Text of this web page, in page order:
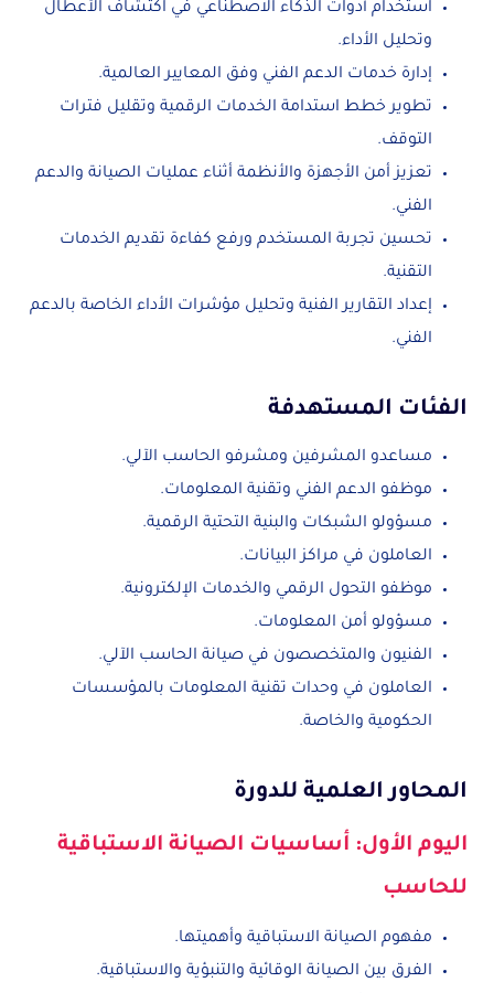
استخدام أدوات الذكاء الاصطناعي في اكتشاف الأعطال
وتحليل الأداء.
إدارة خدمات الدعم الفني وفق المعايير العالمية.
تطوير خطط استدامة الخدمات الرقمية وتقليل فترات
التوقف.
تعزيز أمن الأجهزة والأنظمة أثناء عمليات الصيانة والدعم
الفني.
تحسين تجربة المستخدم ورفع كفاءة تقديم الخدمات
التقنية.
إعداد التقارير الفنية وتحليل مؤشرات الأداء الخاصة بالدعم
الفني.
الفئات المستهدفة
مساعدو المشرفين ومشرفو الحاسب الآلي.
موظفو الدعم الفني وتقنية المعلومات.
مسؤولو الشبكات والبنية التحتية الرقمية.
العاملون في مراكز البيانات.
موظفو التحول الرقمي والخدمات الإلكترونية.
مسؤولو أمن المعلومات.
الفنيون والمتخصصون في صيانة الحاسب الآلي.
العاملون في وحدات تقنية المعلومات بالمؤسسات
الحكومية والخاصة.
المحاور العلمية للدورة
اليوم الأول: أساسيات الصيانة الاستباقية
للحاسب
مفهوم الصيانة الاستباقية وأهميتها.
الفرق بين الصيانة الوقائية والتنبؤية والاستباقية.